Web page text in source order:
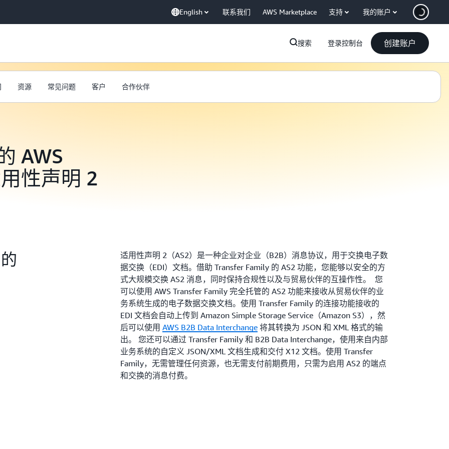
English 联系我们 AWS Marketplace 支持 我的账户
搜索 登录控制台 创建账户
资源 常见问题 客户 合作伙伴
AWS
性声明 2
适用性声明 2（AS2）是一种企业对企业（B2B）消息协议，用于交换电子数
据交换（EDI）文档。借助 Transfer Family 的 AS2 功能，您能够以安全的方
式大规模交换 AS2 消息，同时保持合规性以及与贸易伙伴的互操作性。 您
可以使用 AWS Transfer Family 完全托管的 AS2 功能来接收从贸易伙伴的业
务系统生成的电子数据交换文档。使用 Transfer Family 的连接功能接收的
EDI 文档会自动上传到 Amazon Simple Storage Service（Amazon S3），然
后可以使用 AWS B2B Data Interchange 将其转换为 JSON 和 XML 格式的输
出。 您还可以通过 Transfer Family 和 B2B Data Interchange，使用来自内部
业务系统的自定义 JSON/XML 文档生成和交付 X12 文档。使用 Transfer
Family，无需管理任何资源，也无需支付前期费用，只需为启用 AS2 的端点
和交换的消息付费。